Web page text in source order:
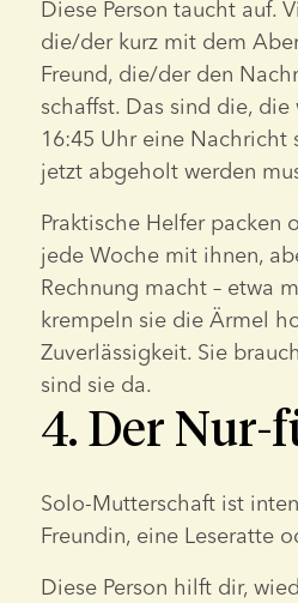
Diese Person taucht auf.
die/der kurz mit dem
Freund, die/der den
schaffst. Das sind die,
16:45 Uhr eine Nachricht
jetzt abgeholt werden
Praktische Helfer packen
jede Woche mit ihnen,
Rechnung macht – etwa
krempeln sie die Ärmel
Zuverlässigkeit. Sie
sind sie da.
4. Der Nur-
Solo-Mutterschaft ist
Freundin, eine Leseratte
Diese Person hilft dir,